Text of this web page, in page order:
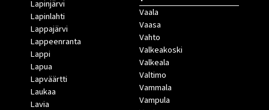
Lapinjärvi
Lapinlahti
Lappajärvi
Lappeenranta
Lappi
Lapua
Lapväärtti
Laukaa
Lavia
Vaala
Vaasa
Vahto
Valkeakoski
Valkeala
Valtimo
Vammala
Vampula